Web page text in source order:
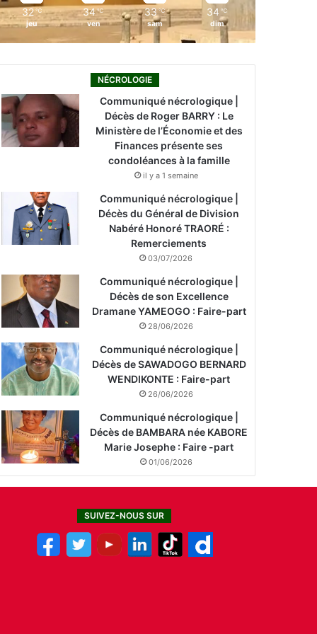
32 ℃
jeu
34 ℃
ven
33 ℃
sam
34 ℃
dim
NÉCROLOGIE
Communiqué nécrologique |
Décès de Roger BARRY : Le
Ministère de l’Économie et des
Finances présente ses
condoléances à la famille
il y a 1 semaine
Communiqué nécrologique |
Décès du Général de Division
Nabéré Honoré TRAORÉ :
Remerciements
03/07/2026
Communiqué nécrologique |
Décès de son Excellence
Dramane YAMEOGO : Faire-part
28/06/2026
Communiqué nécrologique |
Décès de SAWADOGO BERNARD
WENDIKONTE : Faire-part
26/06/2026
Communiqué nécrologique |
Décès de BAMBARA née KABORE
Marie Josephe : Faire -part
01/06/2026
SUIVEZ-NOUS SUR